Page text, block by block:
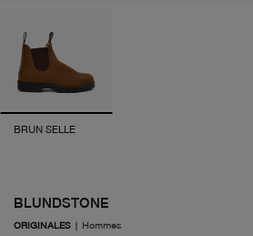
BRUN SELLE
BLUNDSTONE
ORIGINALES | Hommes